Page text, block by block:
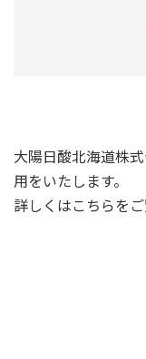
大陽日酸北海道株
用をいたします。
詳しくはこちらを